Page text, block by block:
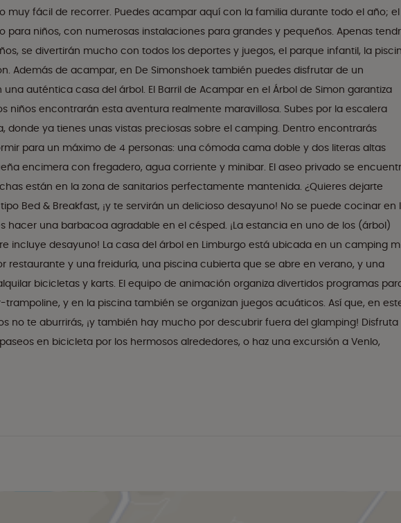
muy fácil de recorrer. Puedes acampar aquí con la familia durante todo el año; el
niños, con numerosas instalaciones para grandes y pequeños. Apenas
se divertirán mucho con todos los deportes y juegos, el parque infantil, la
Además de acampar, en De Simonshoek también puedes disfrutar de un
auténtica casa del árbol. El Barril de Acampar en el Árbol de Simon garantiza
niños encontrarán esta aventura realmente maravillosa. Subes por la escalera
donde ya tienes unas vistas preciosas sobre el camping. Dentro encontrarás
para un máximo de 4 personas: una cómoda cama doble y dos literas altas
encimera con fregadero, agua corriente y minibar. El aseo privado se
están en la zona de sanitarios perfectamente mantenida. ¿Quieres dejarte
Bed & Breakfast, ¡y te servirán un delicioso desayuno! No se puede cocinar en
hacer una barbacoa agradable en el césped. ¡La estancia en uno de los (árbol)
incluye desayuno! La casa del árbol en Limburgo está ubicada en un camping
restaurante y una freiduría, una piscina cubierta que se abre en verano, y una
bicicletas y karts. El equipo de animación organiza divertidos programas
trampoline, y en la piscina también se organizan juegos acuáticos. Así que, en
no te aburrirás, ¡y también hay mucho por descubrir fuera del glamping! Disfruta
en bicicleta por los hermosos alrededores, o haz una excursión a Venlo,